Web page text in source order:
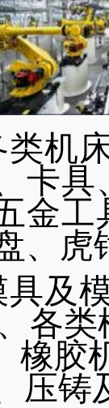
类机
卡
金工
、虎
具及
各
橡胶
压铸